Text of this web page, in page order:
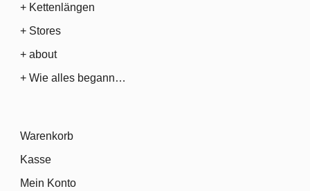
+ Kettenlängen
+ Stores
+ about
+ Wie alles begann…
Warenkorb
Kasse
Mein Konto